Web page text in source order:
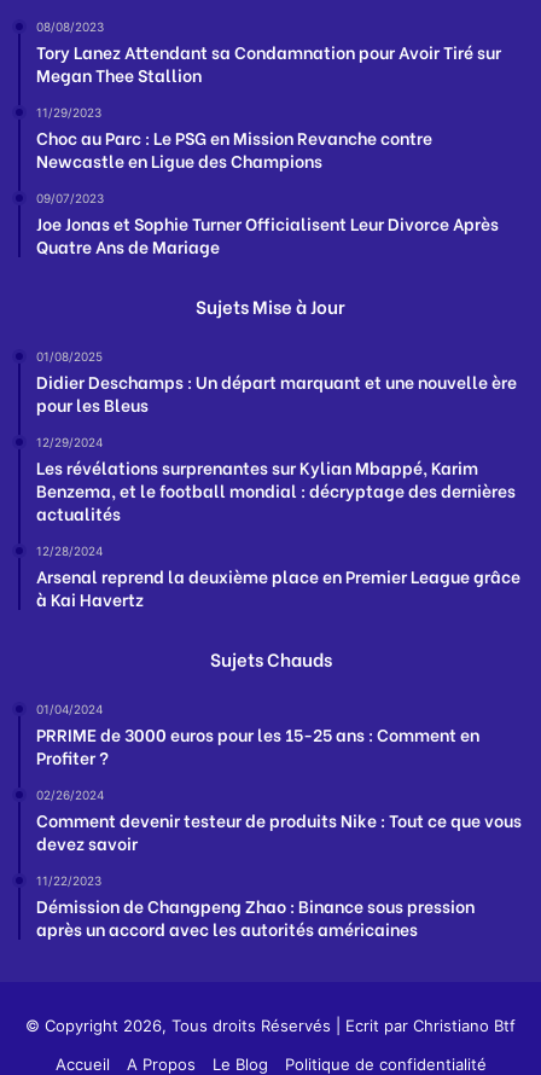
08/08/2023
Tory Lanez Attendant sa Condamnation pour Avoir Tiré sur
Megan Thee Stallion
11/29/2023
Choc au Parc : Le PSG en Mission Revanche contre
Newcastle en Ligue des Champions
09/07/2023
Joe Jonas et Sophie Turner Officialisent Leur Divorce Après
Quatre Ans de Mariage
Sujets Mise à Jour
01/08/2025
Didier Deschamps : Un départ marquant et une nouvelle ère
pour les Bleus
12/29/2024
Les révélations surprenantes sur Kylian Mbappé, Karim
Benzema, et le football mondial : décryptage des dernières
actualités
12/28/2024
Arsenal reprend la deuxième place en Premier League grâce
à Kai Havertz
Sujets Chauds
01/04/2024
PRRIME de 3000 euros pour les 15-25 ans : Comment en
Profiter ?
02/26/2024
Comment devenir testeur de produits Nike : Tout ce que vous
devez savoir
11/22/2023
Démission de Changpeng Zhao : Binance sous pression
après un accord avec les autorités américaines
© Copyright 2026, Tous droits Réservés | Ecrit par Christiano Btf
Accueil
A Propos Le Blog Politique de confidentialité